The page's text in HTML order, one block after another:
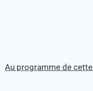
Au programme de